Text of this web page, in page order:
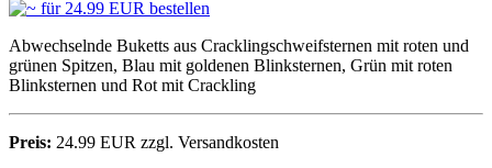
Abwechselnde Buketts aus Cracklingschweifsternen mit roten und
grünen Spitzen, Blau mit goldenen Blinksternen, Grün mit roten
Blinksternen und Rot mit Crackling
Preis: 24.99 EUR zzgl. Versandkosten